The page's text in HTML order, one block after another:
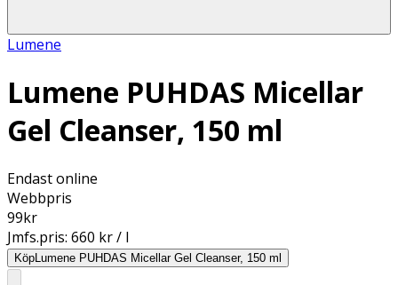
Lumene
Lumene PUHDAS Micellar
Gel Cleanser, 150 ml
Endast online
Webbpris
99kr
Jmfs.pris: 660 kr / l
KöpLumene PUHDAS Micellar Gel Cleanser, 150 ml